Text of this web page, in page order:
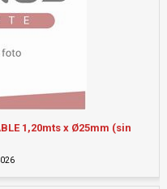
1,20mts x Ø25mm (sin